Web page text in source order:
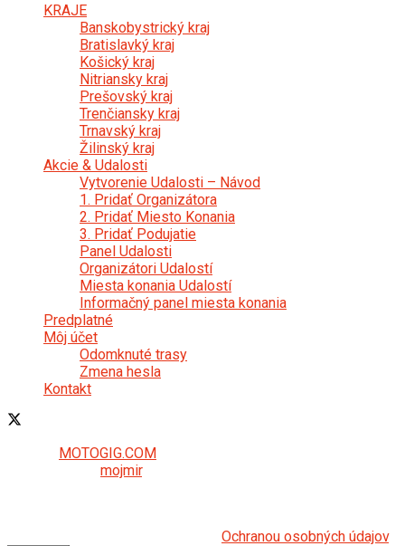
KRAJE
Banskobystrický kraj
Bratislavký kraj
Košický kraj
Nitriansky kraj
Prešovský kraj
Trenčiansky kraj
Trnavský kraj
Žilinský kraj
Akcie & Udalosti
Vytvorenie Udalosti – Návod
1. Pridať Organizátora
2. Pridať Miesto Konania
3. Pridať Podujatie
Panel Udalosti
Organizátori Udalostí
Miesta konania Udalostí
Informačný panel miesta konania
Predplatné
Môj účet
Odomknuté trasy
Zmena hesla
Kontakt
MOTOGIG.COM
mojmir.
Ochranou osobných údajov.